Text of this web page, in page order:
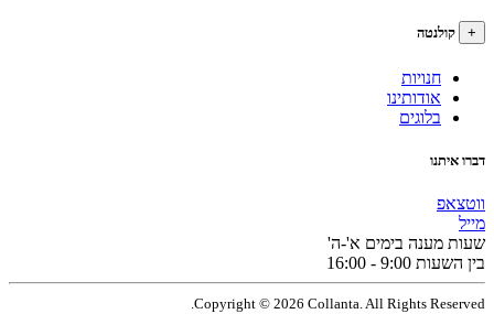
חנויות
אודותינו
בלוגים
מענה בימים א'-ה'
- 16:00
Copyright © 2026 Collanta. All Rights